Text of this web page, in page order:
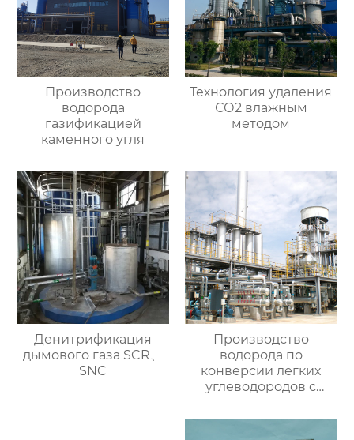
Производство
водорода
газификацией
каменного угля
Технология удаления
СО2 влажным
методом
Денитрификация
дымового газа SCR、
SNC
Производство
водорода по
конверсии легких
углеводородов с